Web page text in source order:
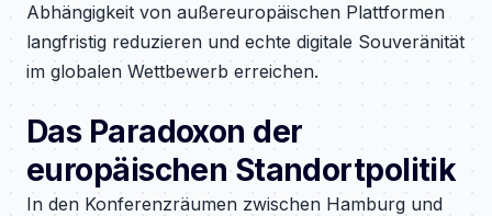
Abhängigkeit von außereuropäischen Plattformen
langfristig reduzieren und echte digitale Souveränität
im globalen Wettbewerb erreichen.
Das Paradoxon der
europäischen Standortpolitik
In den Konferenzräumen zwischen Hamburg und